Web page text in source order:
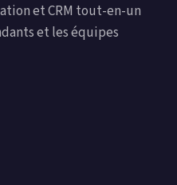
et CRM tout-en-un
et les équipes